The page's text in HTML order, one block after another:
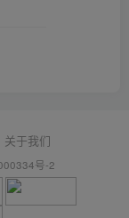
关于我们
号-2